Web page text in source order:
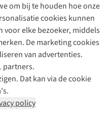
om bij te houden hoe onze
cookies kunnen
voor elke bezoeker, middels
De marketing cookies
van advertenties.
partners.
Dat kan via de cookie
policy